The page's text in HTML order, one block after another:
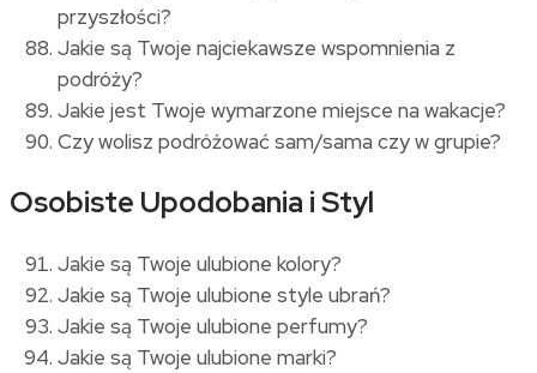
przyszłości?
Jakie są Twoje najciekawsze wspomnienia z
podróży?
Jakie jest Twoje wymarzone miejsce na wakacje?
Czy wolisz podróżować sam/sama czy w grupie?
Osobiste Upodobania i Styl
Jakie są Twoje ulubione kolory?
Jakie są Twoje ulubione style ubrań?
Jakie są Twoje ulubione perfumy?
Jakie są Twoje ulubione marki?